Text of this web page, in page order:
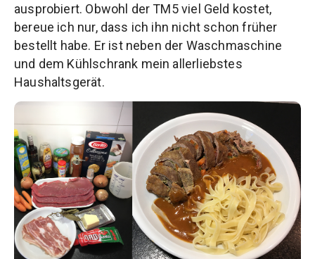
ausprobiert. Obwohl der TM5 viel Geld kostet,
bereue ich nur, dass ich ihn nicht schon früher
bestellt habe. Er ist neben der Waschmaschine
und dem Kühlschrank mein allerliebstes
Haushaltsgerät.